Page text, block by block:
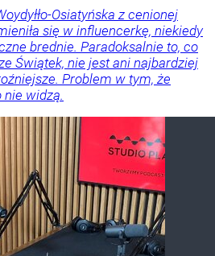
Osiatyńska z cenionej
się w influencerkę, niekiedy
brednie. Paradoksalnie to, co
Świątek, nie jest ani najbardziej
Problem w tym, że
nie widzą.